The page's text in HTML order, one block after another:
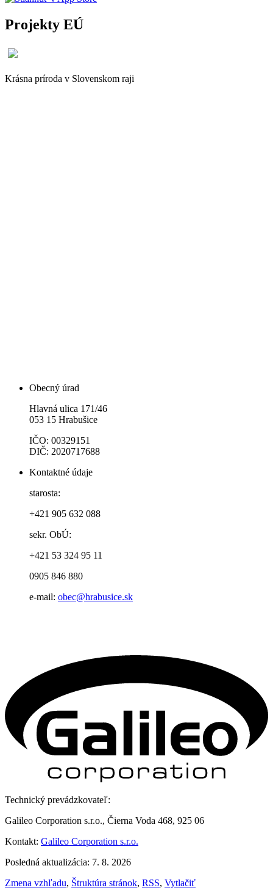
Projekty EÚ
Krásna príroda v Slovenskom raji
Obecný úrad
Hlavná ulica 171/46
053 15 Hrabušice
IČO: 00329151
DIČ: 2020717688
Kontaktné údaje
starosta:
+421 905 632 088
sekr. ObÚ:
+421 53 324 95 11
0905 846 880
e-mail: obec@hrabusice.sk
Technický prevádzkovateľ:
Galileo Corporation s.r.o., Čierna Voda 468, 925 06
Kontakt: Galileo Corporation s.r.o.
Posledná aktualizácia: 7. 8. 2026
Zmena vzhľadu, Štruktúra stránok, RSS, Vytlačiť